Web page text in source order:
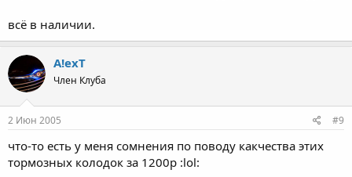
всё в наличии.
A!exT
Член Клуба
2 Июн 2005 #9
что-то есть у меня сомнения по поводу какчества этих
тормозных колодок за 1200р :lol: